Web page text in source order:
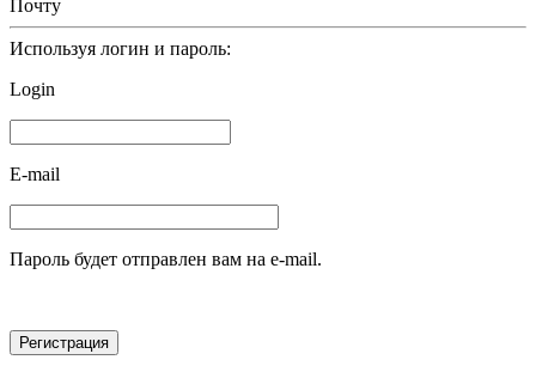
Почту
Используя логин и пароль:
Login
E-mail
Пароль будет отправлен вам на e-mail.